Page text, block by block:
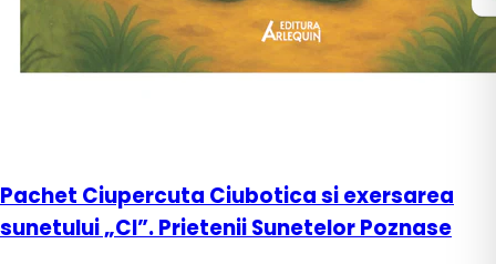
Pachet Ciupercuta Ciubotica si exersarea
sunetului „CI”. Prietenii Sunetelor Poznase